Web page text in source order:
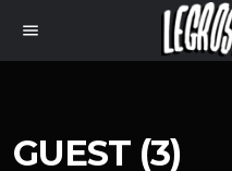
menu
GUEST (3)